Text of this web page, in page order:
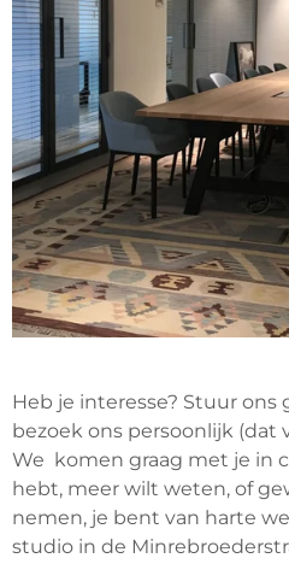
Heb je interesse? Stuur ons
bezoek ons persoonlijk (dat
We komen graag met je in
hebt, meer wilt weten, of
nemen, je bent van harte
studio in de